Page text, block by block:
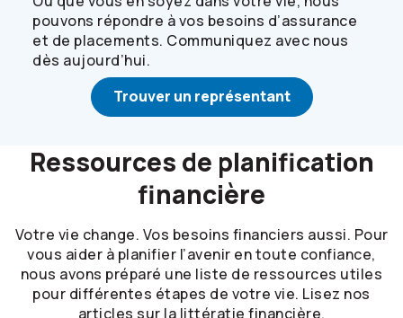
pouvons répondre à vos besoins d’assurance
et de placements. Communiquez avec nous
dès aujourd’hui.
Trouver un représentant
Ressources de planification
financière
Votre vie change. Vos besoins financiers aussi. Pour
vous aider à planifier l’avenir en toute confiance,
nous avons préparé une liste de ressources utiles
pour différentes étapes de votre vie. Lisez nos
articles sur la littératie financière.